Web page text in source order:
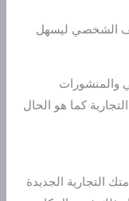
الشخصي ليسهل
والمنشورات
كما هو الحال
التجارية الجديدة